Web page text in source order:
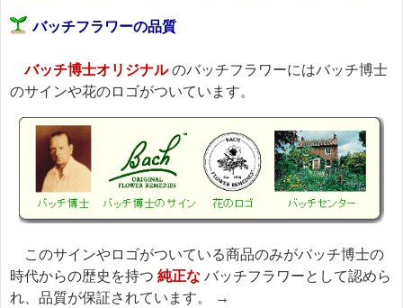
バッチフラワーの品質
バッチ博士オリジナルのバッチフラワーにはバッチ博士
のサインや花のロゴがついています。
このサインやロゴがついている商品のみがバッチ博士の
時代からの歴史を持つ 純正な バッチフラワーとして認めら
れ、品質が保証されています。 →